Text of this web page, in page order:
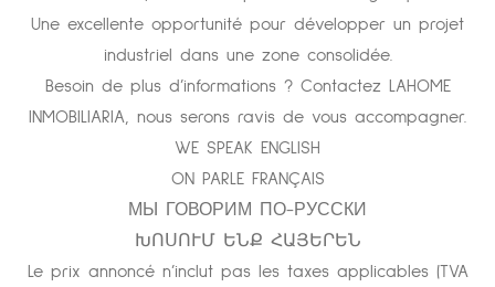
Une excellente opportunité pour développer un projet
industriel dans une zone consolidée.
Besoin de plus d’informations ? Contactez LAHOME
INMOBILIARIA, nous serons ravis de vous accompagner.
WE SPEAK ENGLISH
ON PARLE FRANÇAIS
МЫ ГОВОРИМ ПО-РУССКИ
ԽՈՍՈՒՄ ԵՆՔ ՀԱՅԵՐԵՆ
Le prix annoncé n’inclut pas les taxes applicables (TVA